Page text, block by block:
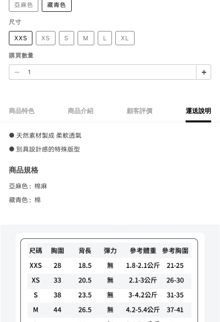
亞麻色
藏青色
尺寸
XXS
XS S M L XL
購買數量
商品特色 商品介紹 顧客評價 運送說明
● 天然素材製成 柔軟透氣
● 別具設計感的特殊版型
商品規格
亞麻色：棉麻
藏青色：棉